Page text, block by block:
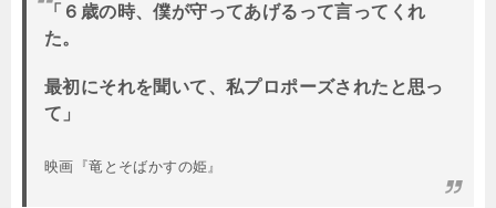
「６歳の時、僕が守ってあげるって言ってくれ
た。
最初にそれを聞いて、私プロポーズされたと思っ
て」
映画『竜とそばかすの姫』